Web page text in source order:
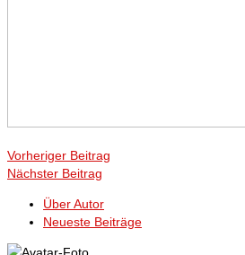
Vorheriger Beitrag
Nächster Beitrag
Über Autor
Neueste Beiträge